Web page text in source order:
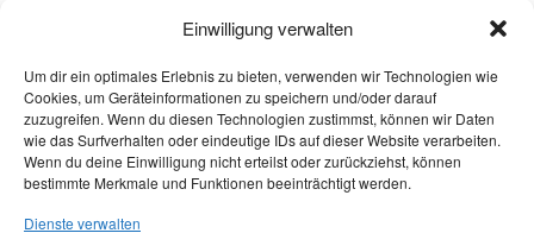
Einwilligung verwalten
Um dir ein optimales Erlebnis zu bieten, verwenden wir Technologien wie
Cookies, um Geräteinformationen zu speichern und/oder darauf
zuzugreifen. Wenn du diesen Technologien zustimmst, können wir Daten
wie das Surfverhalten oder eindeutige IDs auf dieser Website verarbeiten.
Wenn du deine Einwilligung nicht erteilst oder zurückziehst, können
bestimmte Merkmale und Funktionen beeinträchtigt werden.
Dienste verwalten